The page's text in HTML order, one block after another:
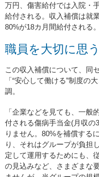
万円、傷害給付では入院・
給付される。収入補償は就
80%が18カ月間給付される。
職員を大切に思
この収入補償について、同
「“安心して働ける”制度の
調。
「企業などを見ても、一般
付される傷病手当金(月収の
りません。80%を補償する
り、それはグループが負担
定して運用するためにも、
の見込みなど、さまざまな